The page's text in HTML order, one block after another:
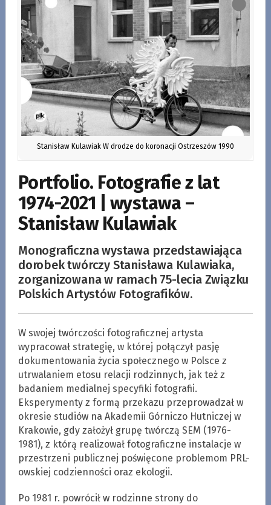
Stanisław Kulawiak W drodze do koronacji Ostrzeszów 1990
Portfolio. Fotografie z lat
1974-2021 | wystawa –
Stanisław Kulawiak
Monograficzna wystawa przedstawiająca
dorobek twórczy Stanisława Kulawiaka,
zorganizowana w ramach 75-lecia Związku
Polskich Artystów Fotografików.
W swojej twórczości fotograficznej artysta
wypracował strategię, w której połączył pasję
dokumentowania życia społecznego w Polsce z
utrwalaniem etosu relacji rodzinnych, jak też z
badaniem medialnej specyfiki fotografii.
Eksperymenty z formą przekazu przeprowadzał w
okresie studiów na Akademii Górniczo Hutniczej w
Krakowie, gdy założył grupę twórczą SEM (1976-
1981), z którą realizował fotograficzne instalacje w
przestrzeni publicznej poświęcone problemom PRL-
owskiej codzienności oraz ekologii.
Po 1981 r. powrócił w rodzinne strony do